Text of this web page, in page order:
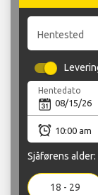
Hentested
Hentedato
Sjåførens alder:
18 - 29